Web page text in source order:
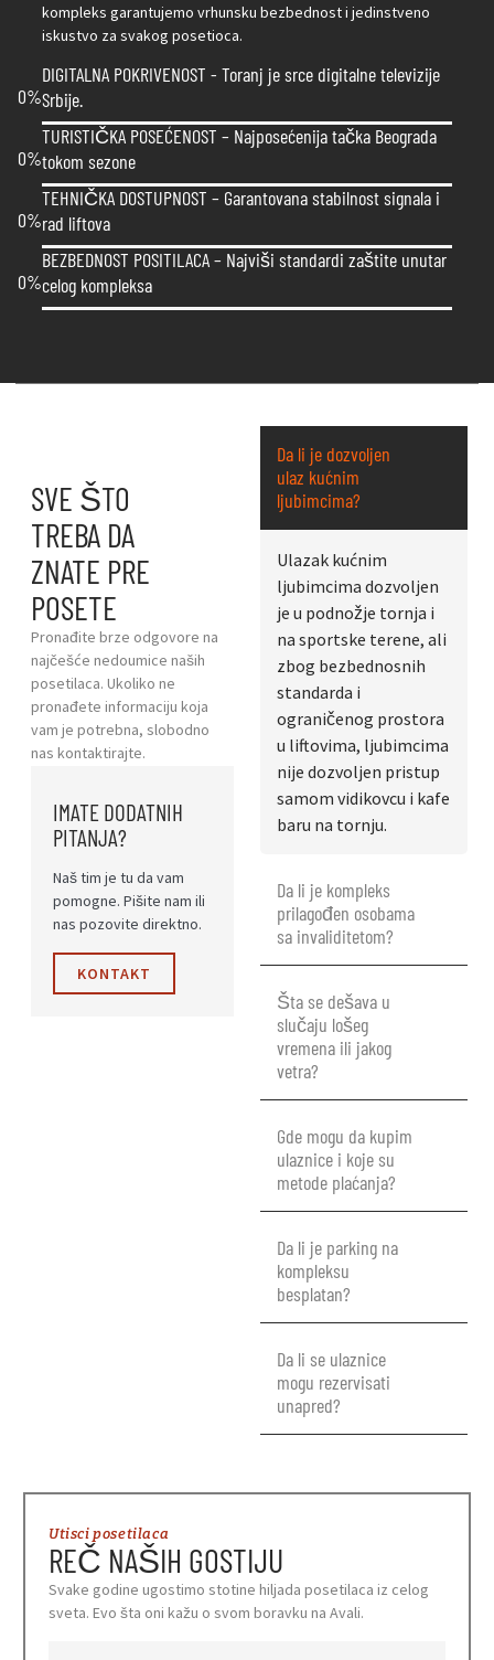
kompleks garantujemo vrhunsku bezbednost i jedinstveno
iskustvo za svakog posetioca.
DIGITALNA POKRIVENOST - Toranj je srce digitalne televizije
Srbije.
0%
TURISTIČKA POSEĆENOST – Najposećenija tačka Beograda
tokom sezone
0%
TEHNIČKA DOSTUPNOST – Garantovana stabilnost signala i
rad liftova
0%
BEZBEDNOST POSITILACA – Najviši standardi zaštite unutar
celog kompleksa
0%
SVE ŠTO
TREBA DA
ZNATE PRE
POSETE
Pronađite brze odgovore na
najčešće nedoumice naših
posetilaca. Ukoliko ne
pronađete informaciju koja
vam je potrebna, slobodno
nas kontaktirajte.
IMATE DODATNIH
PITANJA?
Naš tim je tu da vam
pomogne. Pišite nam ili
nas pozovite direktno.
KONTAKT
Da li je dozvoljen
ulaz kućnim
ljubimcima?
Ulazak kućnim
ljubimcima dozvoljen
je u podnožje tornja i
na sportske terene, ali
zbog bezbednosnih
standarda i
ograničenog prostora
u liftovima, ljubimcima
nije dozvoljen pristup
samom vidikovcu i kafe
baru na tornju.
Da li je kompleks
prilagođen osobama
sa invaliditetom?
Šta se dešava u
slučaju lošeg
vremena ili jakog
vetra?
Gde mogu da kupim
ulaznice i koje su
metode plaćanja?
Da li je parking na
kompleksu
besplatan?
Da li se ulaznice
mogu rezervisati
unapred?
Utisci posetilaca
REČ NAŠIH GOSTIJU
Svake godine ugostimo stotine hiljada posetilaca iz celog
sveta. Evo šta oni kažu o svom boravku na Avali.